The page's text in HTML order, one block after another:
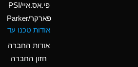
Ammonium Sulfate
*
Amyl Acetate (Banana
פי.אס.איי/PSI
פארקר/Parker
אודות טכנו עד
אודות החברה
חזון החברה